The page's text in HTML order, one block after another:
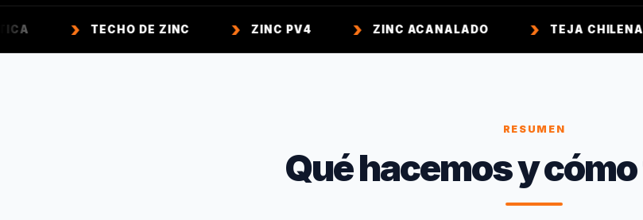
TECHO DE ZINC ZINC PV4 ZINC ACANALADO TEJA CHILENA
RESUMEN
Qué hacemos y